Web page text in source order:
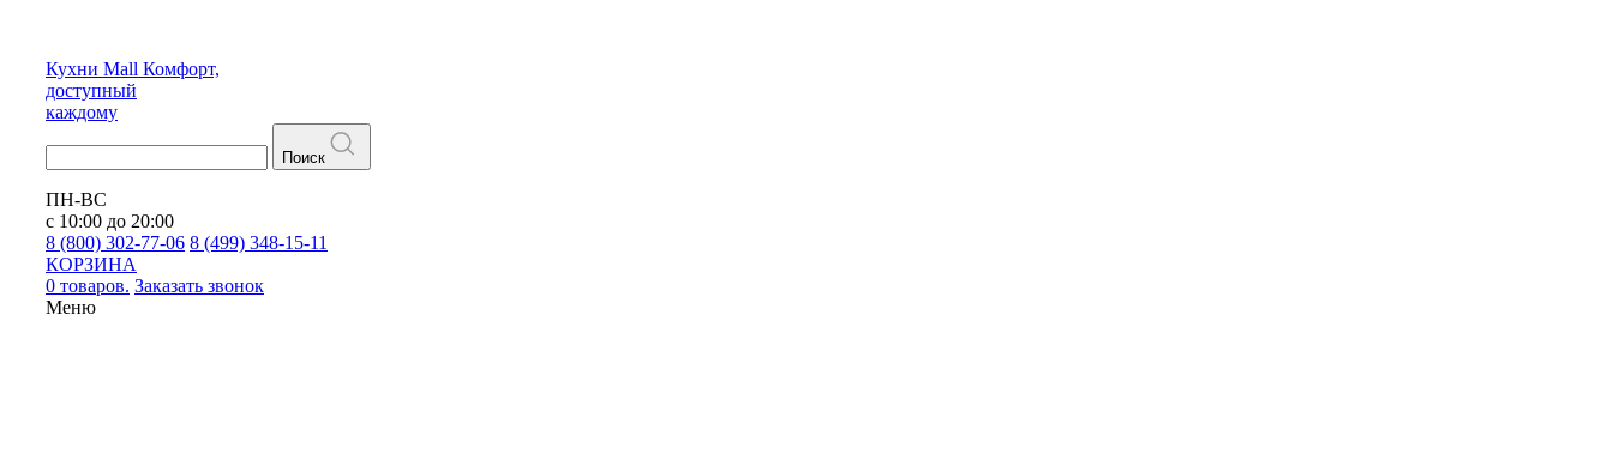
Кухни Mall Комфорт,
доступный
каждому
Поиск
ПН-ВС
с 10:00 до 20:00
8 (800) 302-77-06 8 (499) 348-15-11
КОРЗИНА
0 товаров. Заказать звонок
Меню